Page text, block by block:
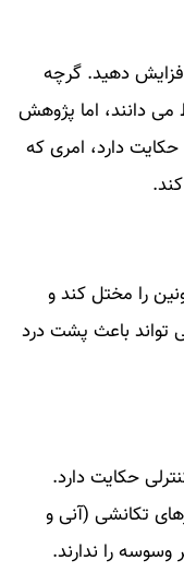
دهید. گرچه
می دانند، اما پژوهش
حکایت دارد، امری که
را مختل کند و
تواند باعث پشت درد
حکایت دارد.
تکانشی (آنی و
وسوسه را ندارند.